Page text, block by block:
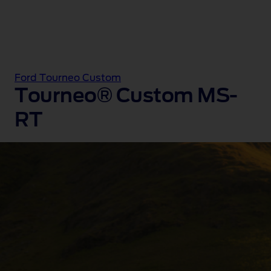
Ford Tourneo Custom
Tourneo® Custom MS-
RT